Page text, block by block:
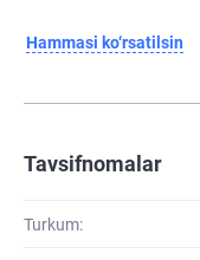
Hammasi ko‘rsatilsin
Tavsifnomalar
Turkum: